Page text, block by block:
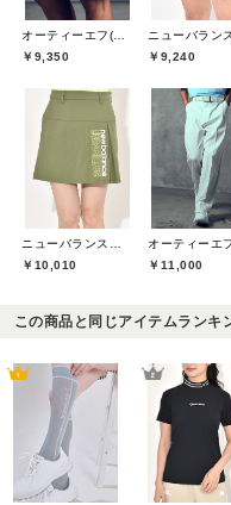
￥9,350
￥9,240
￥10,010
￥11,000
この商品と同じアイテムランキ